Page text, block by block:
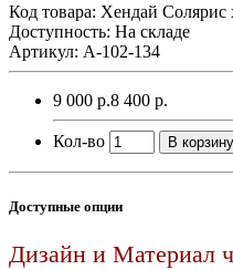
Код товара: Хендай Солярис
Доступность: На складе
Артикул: A-102-134
9 000 р.8 400 р.
Кол-во В корзину
Доступные опции
Дизайн и Материал